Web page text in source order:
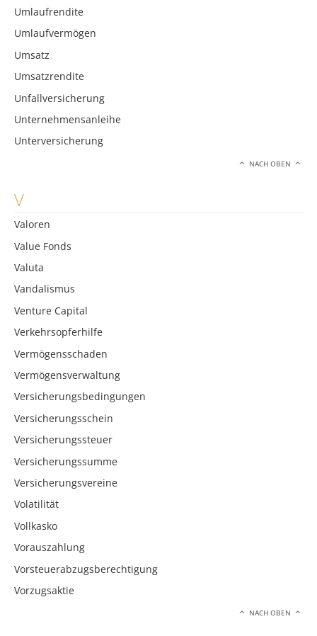
Umlaufrendite
Umlaufvermögen
Umsatz
Umsatzrendite
Unfallversicherung
Unternehmensanleihe
Unterversicherung
NACH OBEN
V
Valoren
Value Fonds
Valuta
Vandalismus
Venture Capital
Verkehrsopferhilfe
Vermögensschaden
Vermögensverwaltung
Versicherungsbedingungen
Versicherungsschein
Versicherungssteuer
Versicherungssumme
Versicherungsvereine
Volatilität
Vollkasko
Vorauszahlung
Vorsteuerabzugsberechtigung
Vorzugsaktie
NACH OBEN